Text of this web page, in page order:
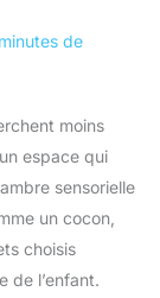
de
moins
espace qui
sensorielle
un cocon,
choisis
de l’enfant.